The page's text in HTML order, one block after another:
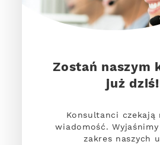
Zostań naszym
już dziś!
Konsultanci czekają
wiadomość.
zakres naszych